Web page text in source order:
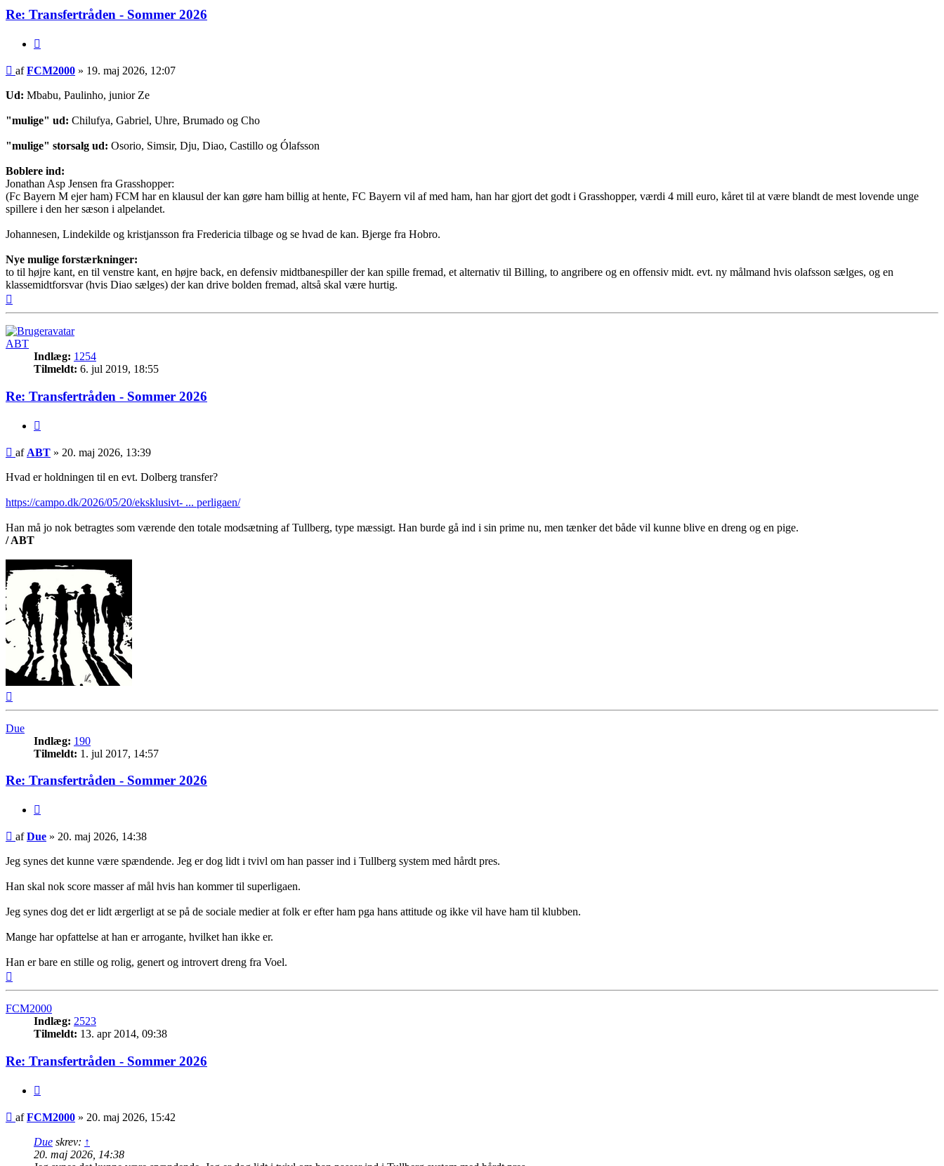
Re: Transfertråden - Sommer 2026
Indlæg
afFCM2000 » 19. maj 2026, 12:07
Ud: Mbabu, Paulinho, junior Ze
"mulige" ud: Chilufya, Gabriel, Uhre, Brumado og Cho
"mulige" storsalg ud: Osorio, Simsir, Dju, Diao, Castillo og Ólafsson
Boblere ind:
Jonathan Asp Jensen fra Grasshopper:
(Fc Bayern M ejer ham) FCM har en klausul der kan gøre ham billig at hente, FC Bayern vil af med ham, han har gjort det godt i Grasshopper, værdi 4 mill euro, kåret til at være blandt de mest lovende unge
spillere i den her sæson i alpelandet.
Johannesen, Lindekilde og kristjansson fra Fredericia tilbage og se hvad de kan. Bjerge fra Hobro.
Nye mulige forstærkninger:
to til højre kant, en til venstre kant, en højre back, en defensiv midtbanespiller der kan spille fremad, et alternativ til Billing, to angribere og en offensiv midt. evt. ny målmand hvis olafsson sælges, og en
klassemidtforsvar (hvis Diao sælges) der kan drive bolden fremad, altså skal være hurtig.
ABT
Indlæg: 1254
Tilmeldt: 6. jul 2019, 18:55
Re: Transfertråden - Sommer 2026
Indlæg
af ABT » 20. maj 2026, 13:39
Hvad er holdningen til en evt. Dolberg transfer?
https://campo.dk/2026/05/20/eksklusivt- ... perligaen/
Han må jo nok betragtes som værende den totale modsætning af Tullberg, type mæssigt. Han burde gå ind i sin prime nu, men tænker det både vil kunne blive en dreng og en pige.
/ ABT
Due
Indlæg: 190
Tilmeldt: 1. jul 2017, 14:57
Re: Transfertråden - Sommer 2026
Indlæg
afDue » 20. maj 2026, 14:38
Jeg synes det kunne være spændende. Jeg er dog lidt i tvivl om han passer ind i Tullberg system med hårdt pres.
Han skal nok score masser af mål hvis han kommer til superligaen.
Jeg synes dog det er lidt ærgerligt at se på de sociale medier at folk er efter ham pga hans attitude og ikke vil have ham til klubben.
Mange har opfattelse at han er arrogante, hvilket han ikke er.
Han er bare en stille og rolig, genert og introvert dreng fra Voel.
FCM2000
Indlæg: 2523
Tilmeldt: 13. apr 2014, 09:38
Re: Transfertråden - Sommer 2026
Indlæg
afFCM2000 » 20. maj 2026, 15:42
Due skrev: ↑
20. maj 2026, 14:38